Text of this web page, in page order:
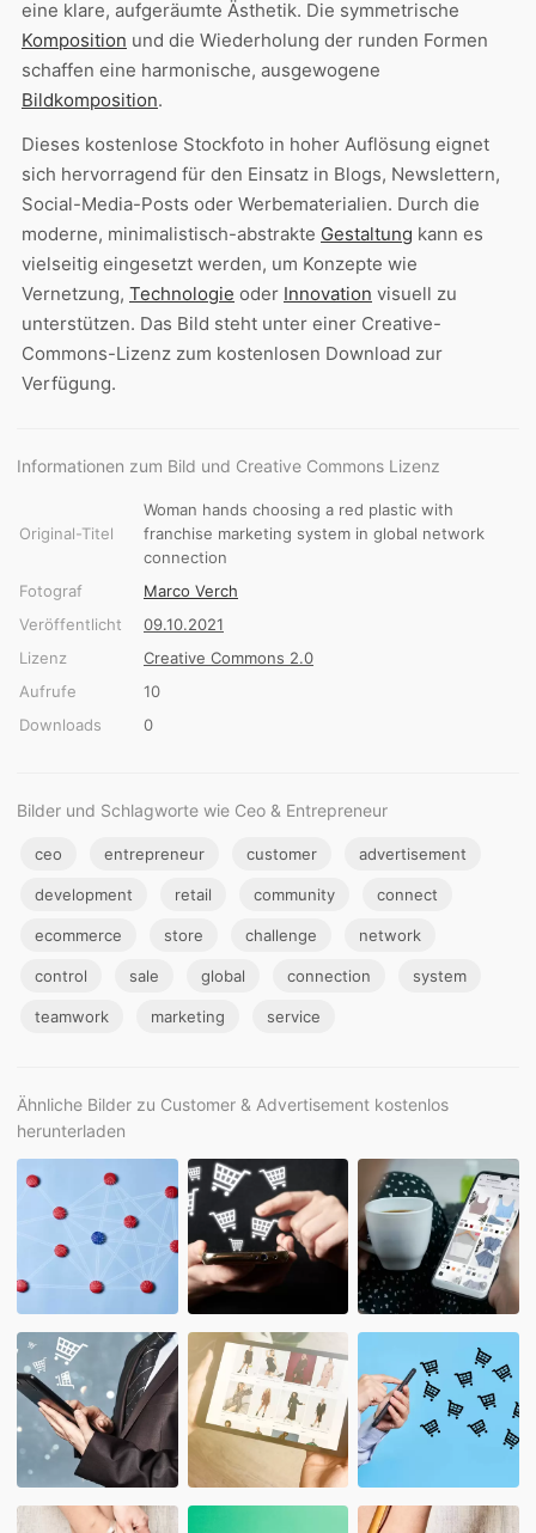
eine klare, aufgeräumte Ästhetik. Die symmetrische
Komposition und die Wiederholung der runden Formen
schaffen eine harmonische, ausgewogene
Bildkomposition.
Dieses kostenlose Stockfoto in hoher Auflösung eignet
sich hervorragend für den Einsatz in Blogs, Newslettern,
Social-Media-Posts oder Werbematerialien. Durch die
moderne, minimalistisch-abstrakte Gestaltung kann es
vielseitig eingesetzt werden, um Konzepte wie
Vernetzung, Technologie oder Innovation visuell zu
unterstützen. Das Bild steht unter einer Creative-
Commons-Lizenz zum kostenlosen Download zur
Verfügung.
Informationen zum Bild und Creative Commons Lizenz
Original-Titel
Woman hands choosing a red plastic with
franchise marketing system in global network
connection
Fotograf
Marco Verch
Veröffentlicht
09.10.2021
Lizenz
Creative Commons 2.0
Aufrufe
10
Downloads
0
Bilder und Schlagworte wie Ceo & Entrepreneur
ceo entrepreneur customer advertisement
development retail community connect
ecommerce store challenge network
control sale global connection system
teamwork marketing service
Ähnliche Bilder zu Customer & Advertisement kostenlos
herunterladen